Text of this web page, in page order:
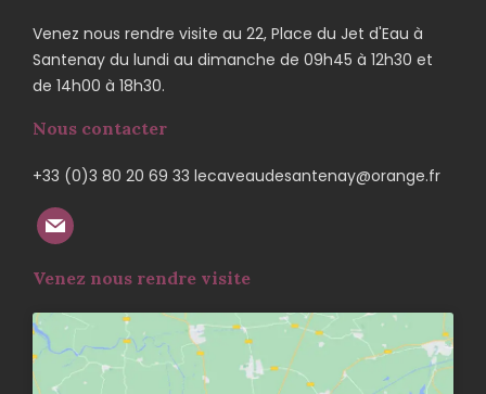
Venez nous rendre visite au 22, Place du Jet d'Eau à
Santenay du lundi au dimanche de 09h45 à 12h30 et
de 14h00 à 18h30.
Nous contacter
+33 (0)3 80 20 69 33 lecaveaudesantenay@orange.fr
Venez nous rendre visite